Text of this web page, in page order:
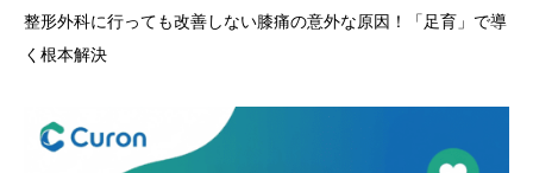
整形外科に行っても改善しない膝痛の意外な原因！「足育」で導
く根本解決